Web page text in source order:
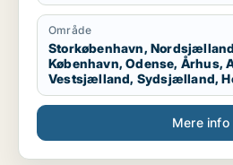
Område
Storkøbenhavn,
København, Odense, Århus,
Vestsjælland, Sydsjælland,
Sjælland, Hele Jylland,
Mere info